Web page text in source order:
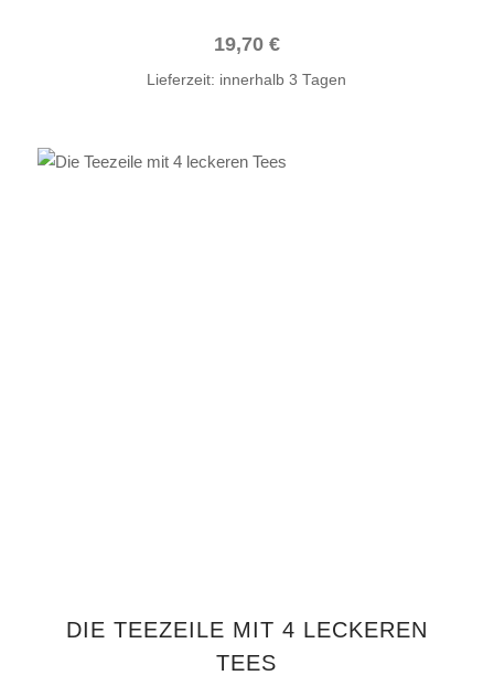
19,70 €
Lieferzeit: innerhalb 3 Tagen
DIE TEEZEILE MIT 4 LECKEREN
TEES